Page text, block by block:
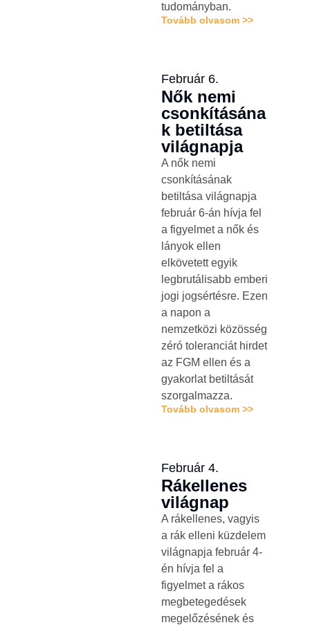
tudományban.
Tovább olvasom >>
Február 6.
Nők nemi
csonkításána
k betiltása
világnapja
A nők nemi
csonkításának
betiltása világnapja
február 6-án hívja fel
a figyelmet a nők és
lányok ellen
elkövetett egyik
legbrutálisabb emberi
jogi jogsértésre. Ezen
a napon a
nemzetközi közösség
zéró toleranciát hirdet
az FGM ellen és a
gyakorlat betiltását
szorgalmazza.
Tovább olvasom >>
Február 4.
Rákellenes
világnap
A rákellenes, vagyis
a rák elleni küzdelem
világnapja február 4-
én hívja fel a
figyelmet a rákos
megbetegedések
megelőzésének és